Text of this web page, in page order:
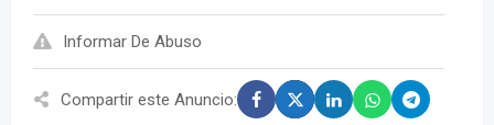
Informar De Abuso
Compartir este Anuncio: